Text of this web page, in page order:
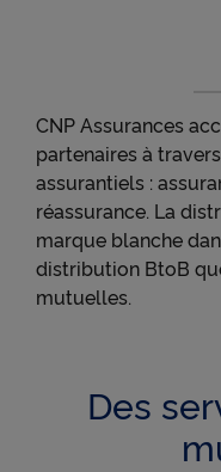
CNP Assurances
partenaires à
assurantiels :
réassurance. La
marque blanche
distribution BtoB
mutuelles.
Des
En cliquant sur «
apporter un confort